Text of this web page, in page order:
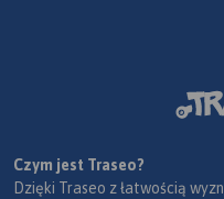
Czym jest Traseo?
Dzięki Traseo z łatwością